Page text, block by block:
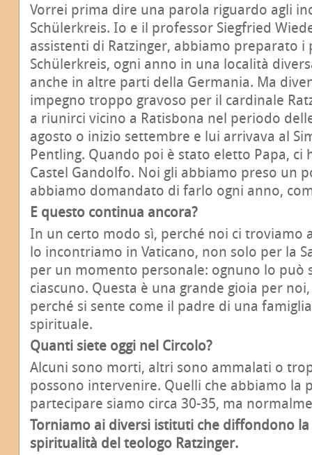
Vorrei prima dire una parola riguardo agli
Schülerkreis. Io e il professor Siegfried
assistenti di Ratzinger, abbiamo preparato
Schülerkreis, ogni anno in una località
anche in altre parti della Germania. Ma
impegno troppo gravoso per il cardinale
a riunirci vicino a Ratisbona nel periodo
agosto o inizio settembre e lui arrivava al
Pentling. Quando poi è stato eletto Papa, ci
Castel Gandolfo. Noi gli abbiamo preso un
abbiamo domandato di farlo ogni anno,
E questo continua ancora?
In un certo modo sì, perché noi ci troviamo
lo incontriamo in Vaticano, non solo per la
per un momento personale: ognuno lo può
ciascuno. Questa è una grande gioia per
perché si sente come il padre di una
spirituale.
Quanti siete oggi nel Circolo?
Alcuni sono morti, altri sono ammalati o
possono intervenire. Quelli che abbiamo la
partecipare siamo circa 30-35, ma
Torniamo ai diversi istituti che diffondono la
spiritualità del teologo Ratzinger.